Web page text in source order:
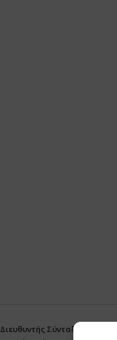
Διευθυντής Σύνταξης: